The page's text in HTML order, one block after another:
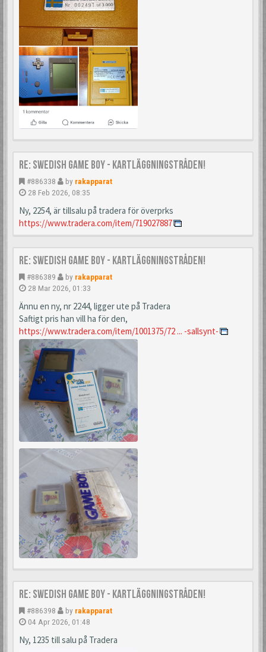
Re: Swedish Game Boy - Kartläggningstråden!
#886338 by rakapparat
28 Feb 2026, 08:35
Ny, 2254, är tillsalu på tradera för överprks
https://www.tradera.com/item/719027887
Re: Swedish Game Boy - Kartläggningstråden!
#886389 by rakapparat
28 Mar 2026, 01:33
Ännu en ny, nr 2244, ligger ute på Tradera
Saftigt pris han vill ha för den,
https://www.tradera.com/item/1001375/72 ... -sallsynt-
Re: Swedish Game Boy - Kartläggningstråden!
#886398 by rakapparat
04 Apr 2026, 01:48
Ny, 1235 till salu på Tradera